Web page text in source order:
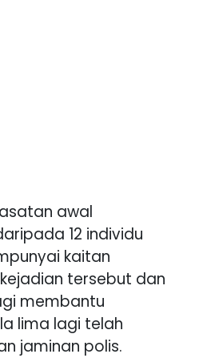
awal
12 individu
kaitan
tersebut dan
membantu
lima lagi telah
jaminan polis.